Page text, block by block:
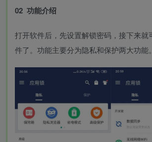
02 功能介绍
打开软件后，先设置解锁密码，接下来就
件了。功能主要分为隐私和保护两大功能。